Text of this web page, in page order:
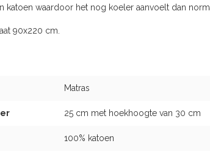
katoen waardoor het nog koeler aanvoelt dan
90x220 cm.
Matras
25 cm met hoekhoogte van 30 cm
100% katoen